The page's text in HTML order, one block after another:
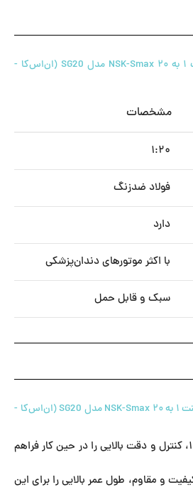
مشخصات فنی آنگل ایمپلنت ۱ به ۲۰ NSK-Smax مدل SG20 (ان‌اس‌کا -
مشخصات
۱:۲۰
فولاد ضدزنگ
دارد
با اکثر موتورهای دندان‌پزشکی
سبک و قابل حمل
مزایای استفاده از آنگل ایمپلنت ۱ به ۲۰ NSK-Smax مدل SG20 (ان‌اس‌کا -
: نسبت دنده ۱:۲۰، کنترل و دقت بالایی را در حین کار فراهم
و مقاوم، طول عمر بالایی را برای این